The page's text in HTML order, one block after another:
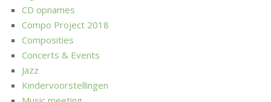
CD opnames
Compo Project 2018
Composities
Concerts & Events
Jazz
Kindervoorstellingen